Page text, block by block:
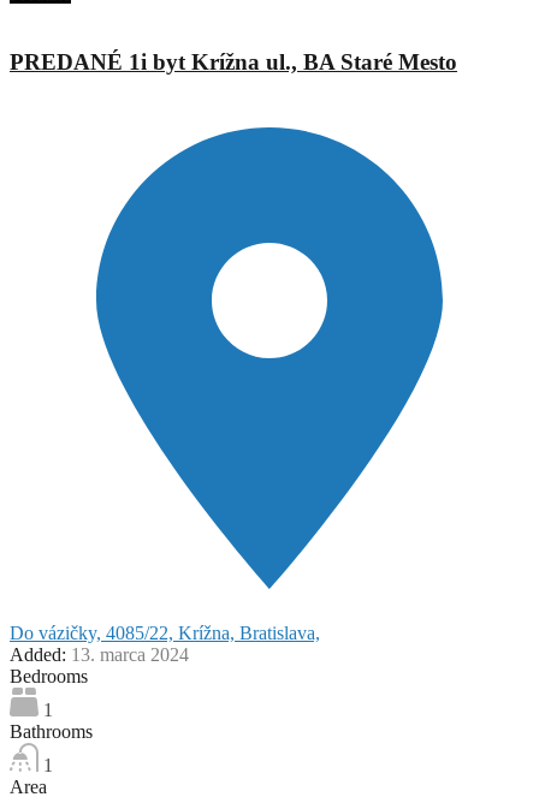
PREDANÉ 1i byt Krížna ul., BA Staré Mesto
Do vázičky, 4085/22, Krížna, Bratislava,
Added: 13. marca 2024
Bedrooms
1
Bathrooms
1
Area